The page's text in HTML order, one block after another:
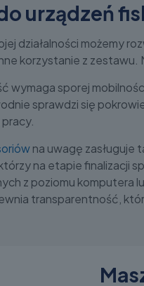
urządzeń
działalności możemy
korzystanie z
wymaga sporej
sprawdzi się
na uwagę zasługuje
na etapie finalizacji
z poziomu komputera
transparentność,